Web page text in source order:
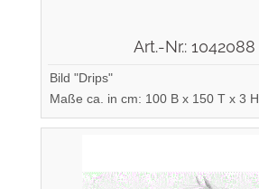
Art.-Nr.: 1042088
Bild "Drips"
Maße ca. in cm: 100 B x 150 T x 3 H